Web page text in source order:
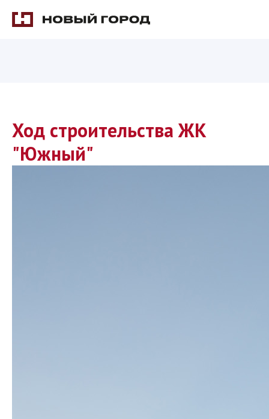
Ход строительства ЖК
"Южный"